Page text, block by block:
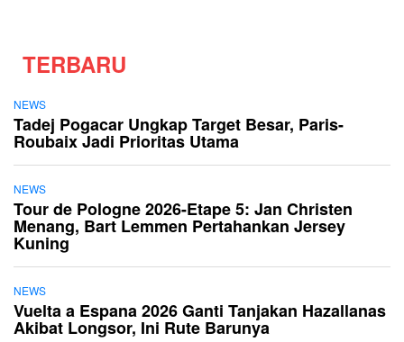
TERBARU
NEWS
Tadej Pogacar Ungkap Target Besar, Paris-
Roubaix Jadi Prioritas Utama
NEWS
Tour de Pologne 2026-Etape 5: Jan Christen
Menang, Bart Lemmen Pertahankan Jersey
Kuning
NEWS
Vuelta a Espana 2026 Ganti Tanjakan Hazallanas
Akibat Longsor, Ini Rute Barunya